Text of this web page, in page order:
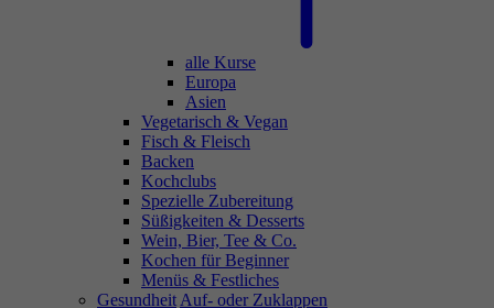
alle Kurse
Europa
Asien
Vegetarisch & Vegan
Fisch & Fleisch
Backen
Kochclubs
Spezielle Zubereitung
Süßigkeiten & Desserts
Wein, Bier, Tee & Co.
Kochen für Beginner
Menüs & Festliches
Gesundheit Auf- oder Zuklappen